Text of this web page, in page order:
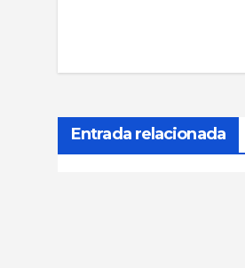
entradas
Entrada relacionada